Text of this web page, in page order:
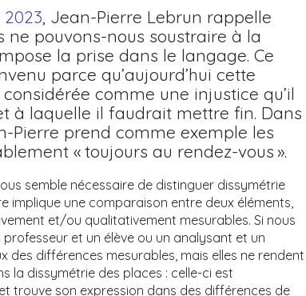
, Jean-Pierre Lebrun rappelle
ne pouvons-nous soustraire à la
la prise dans le langage. Ce
parce qu’aujourd’hui cette
comme une injustice qu’il
à laquelle il faudrait mettre fin. Dans
Pierre prend comme exemple les
« toujours au rendez-vous ».
semble nécessaire de distinguer dissymétrie
implique une comparaison entre deux éléments,
et/ou qualitativement mesurables. Si nous
et un élève ou un analysant et un
des différences mesurables, mais elles ne rendent
la dissymétrie des places : celle-ci est
trouve son expression dans des différences de